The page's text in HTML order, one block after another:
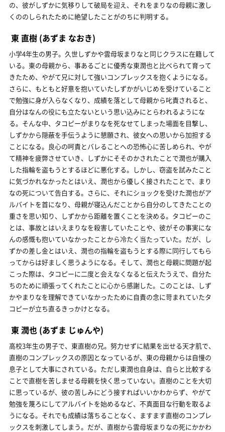
の、彼がしずかに気移りして破局を迎え、それをまりなの母親に激し
くののしられたために絶望したことがのちに判明する。
東 直樹 (あずま なおき)
小学4年生の男子。久世しずかや雲母坂まりなと同じクラスに在籍して
いる。東の母親から、事あるごとに優秀な東潤也と比べられて育って
きたため、やがて兄に対して強いコンプレックスを抱くようになる。
さらに、もともと好意を抱いていたしずかがいじめを受けていること
で勉強に身が入らなくなり、成績を落として母親から叱責されると、
自分はなんの役にも立たないという思い込みにとらわれるようにな
る。そんな中、タコピーがまりなを死なせてしまった場面を目撃し、
しずかから隠蔽を手伝うように懇願され、彼女への思いから加担する
ことになる。良心の呵責とバレることへの恐怖心に苦しめられ、やが
て精神を疲弊させていき、しずかにそそのかされたことで潤也が購入
した指輪を盗もうとするほどに悪化する。しかし、窃盗を試みたこと
に気づかれなかったとはいえ、潤也から優しく接されたことで、まり
なの死について告白する。さらに、それにショックを受けた潤也がア
ルバイトを首になり、母親が寝込んだことから自分のしてきたことの
重さを思い知り、しずかから距離を置くことを決める。タコピーのこ
とは、事故とはいえまりなを殺害していたことや、彼がその事実にな
んの感慨も抱いていなかったことから冷たく当たっていた。だが、し
ずかの差し金とはいえ、潤也の指輪を盗もうとする際に同行してもら
ってからは好ましく思うようになる。そして、潤也と母親に問題が起
こった際は、タコピーに二度と会えなくなると伝えたうえで、自分た
ちのために頑張ってくれたことに心から感謝した。このことは、しず
かやまりなを理解できていなかったために自責の念に苛まれていたタ
コピーが立ち直るきっかけとなる。
東 潤也 (あずま じゅんや)
高校3年生の男子で、東直樹の兄。努力せずに結果を出せる天才肌で、
直樹のコンプレックスの原因となっているが、東の母親からは自慢の
息子として大事にされている。ただし東潤也自身は、自らと比較する
ことで直樹を苦しませる母親を快く思っていない。直樹のことを大切
に思っているが、彼の苦しみにどう接すればいいかわからず、やがて
勉強を蔑ろにしてアルバイトを始めるなど、不真面目な行動を取るよ
うになる。それでも成績は落ちることなく、ますます直樹のコンプレ
ックスを刺激してしまう。だが、直樹から雲母坂まりなの死にかかわ